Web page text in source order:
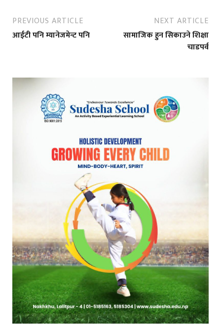
PREVIOUS ARTICLE
आईटी पनि म्यानेजमेन्ट पनि
NEXT ARTICLE
सामाजिक हुन सिकाउने शिक्षा
चाडपर्व